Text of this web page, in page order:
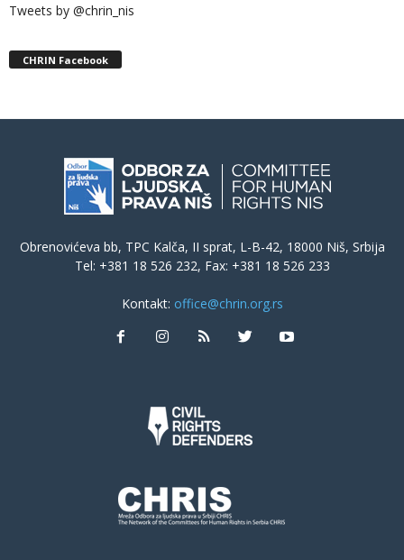
Tweets by @chrin_nis
CHRIN Facebook
Obrenovićeva bb, TPC Kalča, II sprat, L-B-42, 18000 Niš, Srbija
Tel: +381 18 526 232, Fax: +381 18 526 233
Kontakt: office@chrin.org.rs